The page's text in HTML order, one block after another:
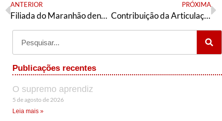
ANTERIOR
Filiada do Maranhão denuncia fraude no PED
PRÓXIMA
Contribuição da Articulação de Esquerda ao 13º Concut
Publicações recentes
O supremo aprendiz
5 de agosto de 2026
Leia mais »